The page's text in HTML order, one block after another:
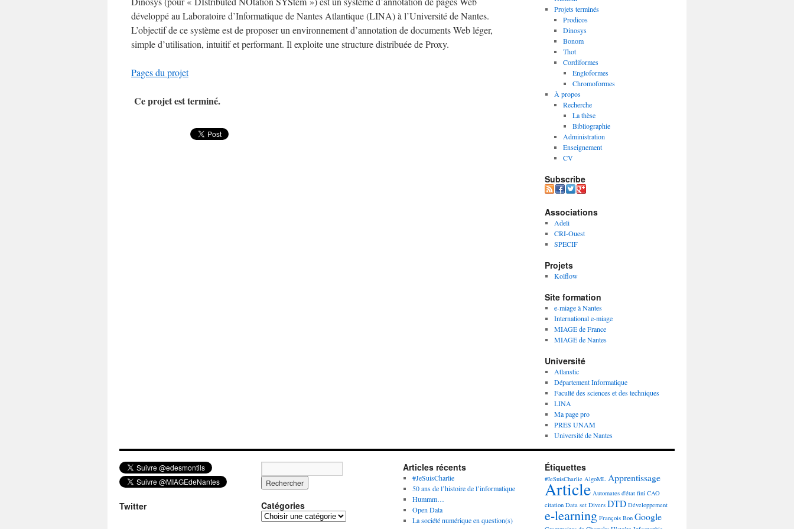
développé au Laboratoire d’Informatique de Nantes Atlantique (LINA) à l’Université de Nantes.
L’objectif de ce système est de proposer un environnement d’annotation de documents Web léger,
simple d’utilisation, intuitif et performant. Il exploite une structure distribuée de Proxy.
Pages du projet
Ce projet est terminé.
Projets terminés
Prodicos
Dinosys
Bonom
Thot
Cordiformes
Engloformes
Chromoformes
À propos
Recherche
La thèse
Bibliographie
Administration
Enseignement
CV
Subscribe
Associations
Adeli
CRI-Ouest
SPECIF
Projets
Kolflow
Site formation
e-miage à Nantes
International e-miage
MIAGE de France
MIAGE de Nantes
Université
Atlanstic
Département Informatique
Faculté des sciences et des techniques
LINA
Ma page pro
PRES UNAM
Université de Nantes
Twitter Catégories
C
Articles récents
#JeSuisCharlie
50 ans de l’histoire de l’informatique
Hummm…
Open Data
La société numérique en question(s)
Étiquettes
#JeSuisCharlie AlgoML Apprentissage
Article Automates d'état fini CAO
citation Data set Divers DTD Développement
e-learning François Bon Google